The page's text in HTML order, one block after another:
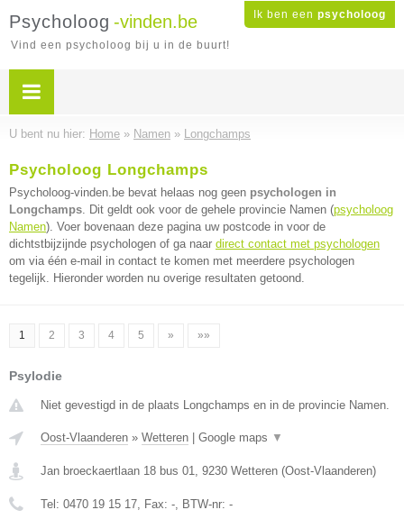
Ik ben een psycholoog
Psycholoog -vinden.be
Vind een psycholoog bij u in de buurt!
U bent nu hier: Home » Namen » Longchamps
Psycholoog Longchamps
Psycholoog-vinden.be bevat helaas nog geen psychologen in
Longchamps. Dit geldt ook voor de gehele provincie Namen (psycholoog
Namen). Voer bovenaan deze pagina uw postcode in voor de
dichtstbijzijnde psychologen of ga naar direct contact met psychologen
om via één e-mail in contact te komen met meerdere psychologen
tegelijk. Hieronder worden nu overige resultaten getoond.
1 2 3 4 5 » »»
Psylodie
Niet gevestigd in de plaats Longchamps en in de provincie Namen.
Oost-Vlaanderen » Wetteren Google maps ▼
Jan broeckaertlaan 18 bus 01, 9230 Wetteren (Oost-Vlaanderen)
Tel: 0470 19 15 17, Fax: -, BTW-nr: -